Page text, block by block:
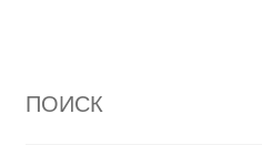
ПОИСК